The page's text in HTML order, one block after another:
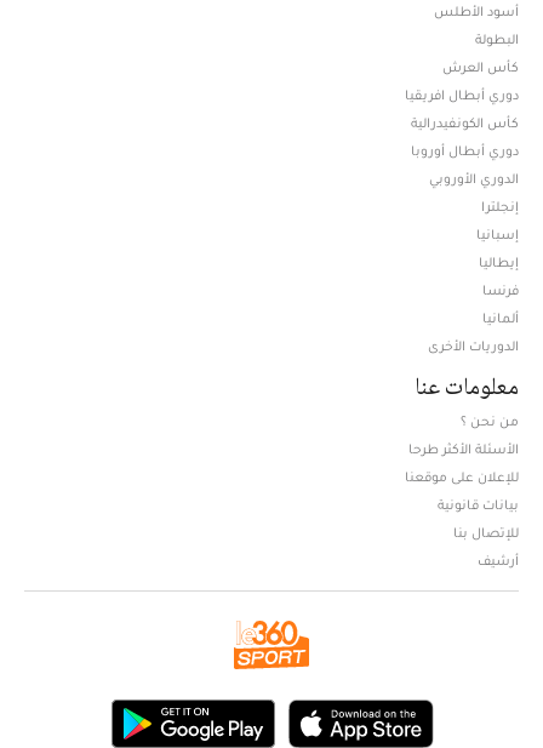
أسود الأطلس
البطولة
كأس العرش
دوري أبطال افريقيا
كأس الكونفيدرالية
دوري أبطال أوروبا
الدوري الأوروبي
إنجلترا
إسبانيا
إيطاليا
فرنسا
ألمانيا
الدوريات الأخرى
معلومات عنا
من نحن ؟
الأسئلة الأكثر طرحا
للإعلان على موقعنا
بيانات قانونية
للإتصال بنا
أرشيف